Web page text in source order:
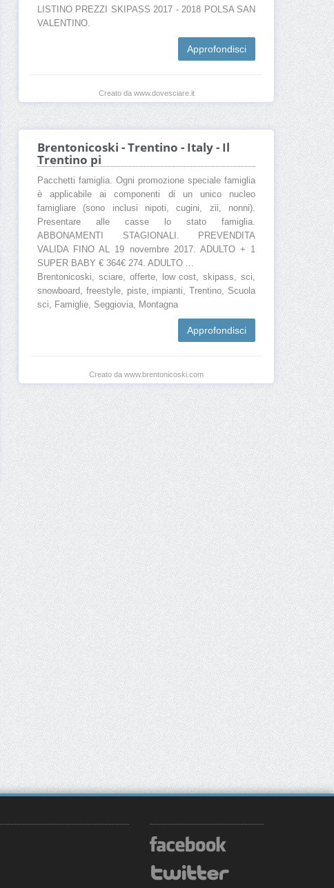
LISTINO PREZZI SKIPASS 2017 - 2018 POLSA SAN
VALENTINO.
Approfondisci
Creato da www.dovesciare.it
Brentonicoski - Trentino - Italy - Il
Trentino pi
Pacchetti famiglia. Ogni promozione speciale famiglia
è applicabile ai componenti di un unico nucleo
famigliare (sono inclusi nipoti, cugini, zii, nonni).
Presentare alle casse lo stato famiglia.
ABBONAMENTI STAGIONALI. PREVENDITA
VALIDA FINO AL 19 novembre 2017. ADULTO + 1
SUPER BABY € 364€ 274. ADULTO ...
Brentonicoski, sciare, offerte, low cost, skipass, sci,
snowboard, freestyle, piste, impianti, Trentino, Scuola
sci, Famiglie, Seggiovia, Montagna
Approfondisci
Creato da www.brentonicoski.com